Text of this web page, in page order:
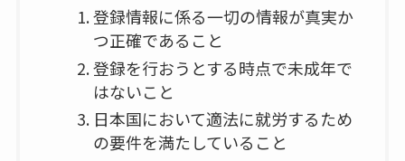
登録情報に係る一切の情報が真実か
つ正確であること
登録を行おうとする時点で未成年で
はないこと
日本国において適法に就労するため
の要件を満たしていること